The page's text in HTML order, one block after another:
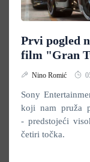
Prvi pogled
film "Gran
Nino Romić
Sony
koji nam pruža
- predstojeći
četiri točka.